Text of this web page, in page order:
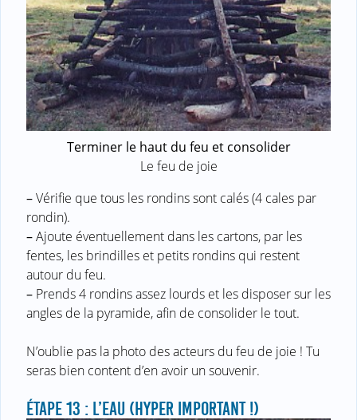
Terminer le haut du feu et consolider
Le feu de joie
–Vérifie que tous les rondins sont calés (4 cales par
rondin).
–Ajoute éventuellement dans les cartons, par les
fentes, les brindilles et petits rondins qui restent
autour du feu.
– Prends 4 rondins assez lourds et les disposer sur les
angles de la pyramide, afin de consolider le tout.
N’oublie pas la photo des acteurs du feu de joie ! Tu
seras bien content d’en avoir un souvenir.
ÉTAPE 13 : L’EAU (HYPER IMPORTANT !)